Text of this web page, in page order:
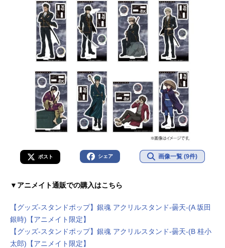
ポスト シェア 画像一覧 (9件)
▼アニメイト通販での購入はこちら
【グッズ-スタンドポップ】銀魂 アクリルスタンド-曇天-(A 坂田
銀時)【アニメイト限定】
【グッズ-スタンドポップ】銀魂 アクリルスタンド-曇天-(B 桂小
太郎)【アニメイト限定】